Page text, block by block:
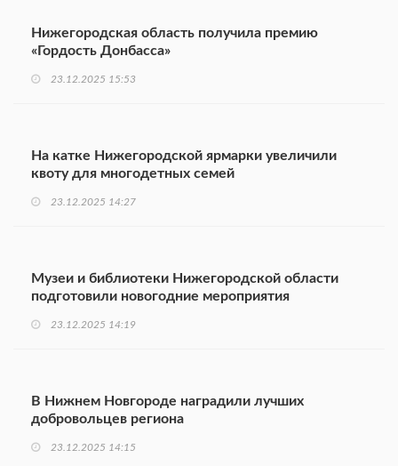
Нижегородская область получила премию
«Гордость Донбасса»
23.12.2025 15:53
На катке Нижегородской ярмарки увеличили
квоту для многодетных семей
23.12.2025 14:27
Музеи и библиотеки Нижегородской области
подготовили новогодние мероприятия
23.12.2025 14:19
В Нижнем Новгороде наградили лучших
добровольцев региона
23.12.2025 14:15